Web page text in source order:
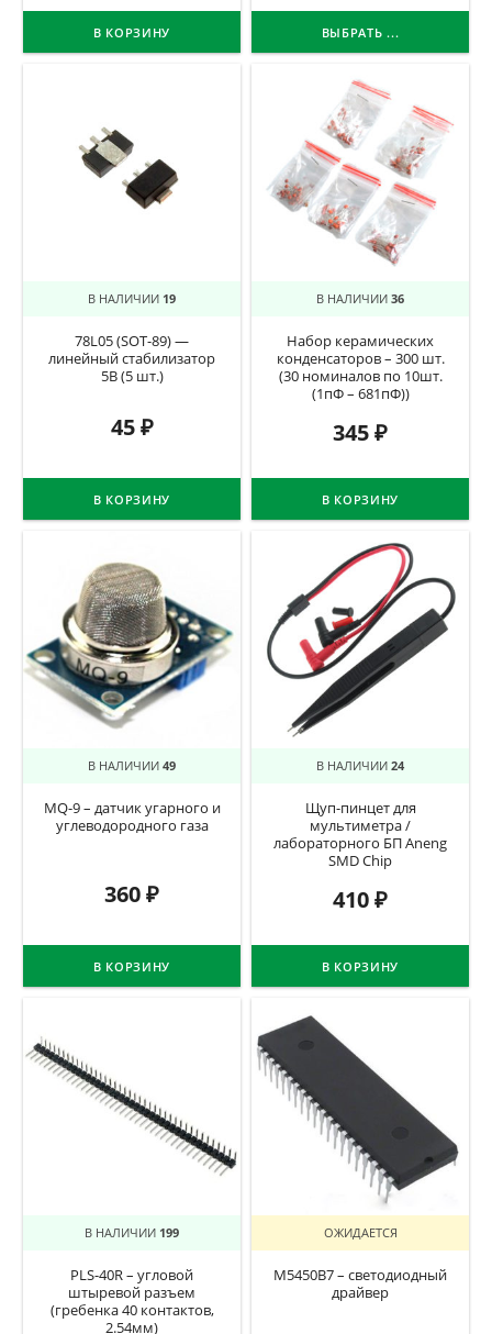
В КОРЗИНУ ВЫБРАТЬ ...
В НАЛИЧИИ 19
78L05 (SOT-89) —
линейный стабилизатор
5В (5 шт.)
45₽
В КОРЗИНУ
В НАЛИЧИИ 36
Набор керамических
конденсаторов – 300 шт.
(30 номиналов по 10шт.
(1пФ – 681пФ))
345₽
В КОРЗИНУ
В НАЛИЧИИ 49
MQ-9 – датчик угарного и
углеводородного газа
360₽
В КОРЗИНУ
В НАЛИЧИИ 24
Щуп-пинцет для
мультиметра /
лабораторного БП Aneng
SMD Chip
410₽
В КОРЗИНУ
В НАЛИЧИИ 199
PLS-40R – угловой
штыревой разъем
(гребенка 40 контактов,
2.54мм)
ОЖИДАЕТСЯ
M5450B7 – светодиодный
драйвер